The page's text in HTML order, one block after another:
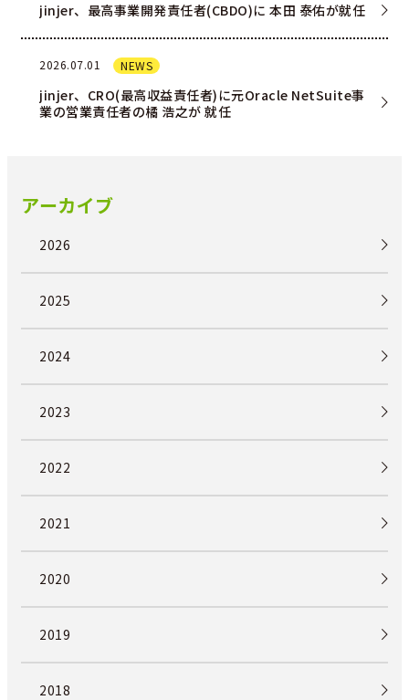
jinjer、最高事業開発責任者(CBDO)に 本田 泰佑が就任
2026.07.01 NEWS
jinjer、CRO(最高収益責任者)に元Oracle NetSuite事
業の営業責任者の橘 浩之が 就任
アーカイブ
2026
2025
2024
2023
2022
2021
2020
2019
2018